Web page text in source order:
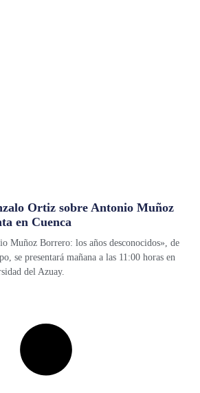
Ortiz sobre Antonio Muñoz
en Cuenca
Muñoz Borrero: los años desconocidos», de
se presentará mañana a las 11:00 horas en
del Azuay.